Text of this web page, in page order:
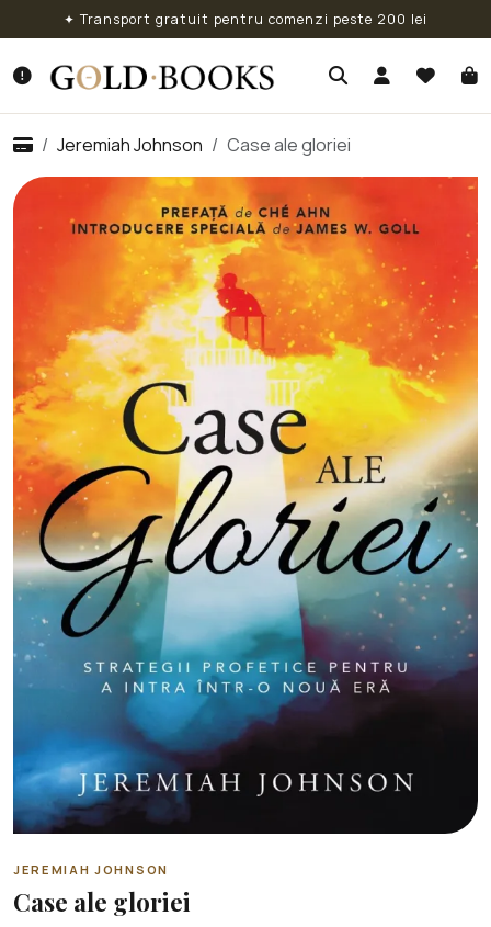
✦ Transport gratuit pentru comenzi peste 200 lei
Jeremiah Johnson Case ale gloriei
JEREMIAH JOHNSON
Case ale gloriei